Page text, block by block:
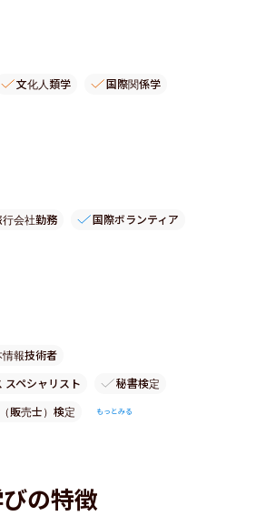
文化人類学
国際関係学
行会社勤務
国際ボランティア
情報技術者
スペシャリスト
秘書検定
販売士）検定
もっとみる
の特徴